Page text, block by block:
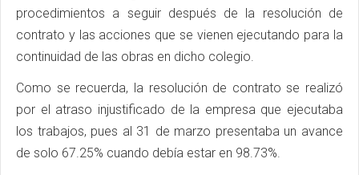
procedimientos a seguir después de la resolución de
contrato y las acciones que se vienen ejecutando para la
continuidad de las obras en dicho colegio.
Como se recuerda, la resolución de contrato se realizó
por el atraso injustificado de la empresa que ejecutaba
los trabajos, pues al 31 de marzo presentaba un avance
de solo 67.25% cuando debía estar en 98.73%.